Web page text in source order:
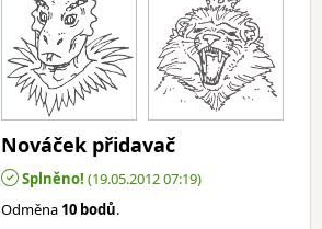
Nováček přidavač
Splněno! (19.05.2012 07:19)
Odměna 10 bodů.